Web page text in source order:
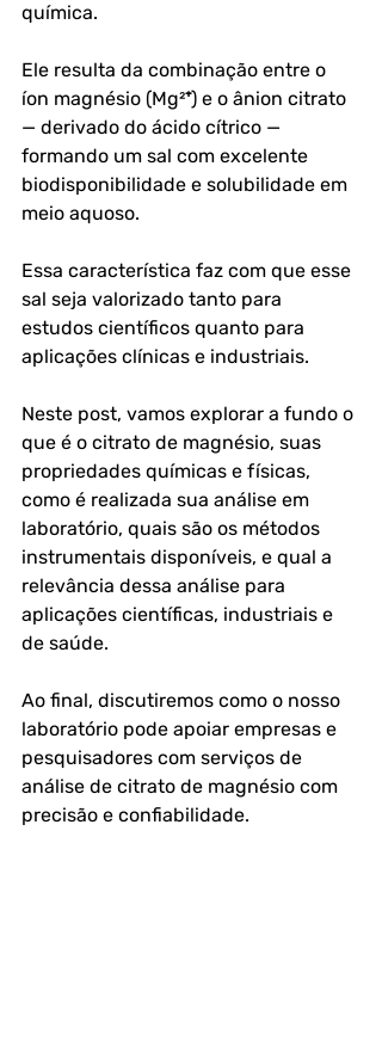
química.
Ele resulta da combinação entre o
íon magnésio (Mg²⁺) e o ânion citrato
— derivado do ácido cítrico —
formando um sal com excelente
biodisponibilidade e solubilidade em
meio aquoso.
Essa característica faz com que esse
sal seja valorizado tanto para
estudos científicos quanto para
aplicações clínicas e industriais.
Neste post, vamos explorar a fundo o
que é o citrato de magnésio, suas
propriedades químicas e físicas,
como é realizada sua análise em
laboratório, quais são os métodos
instrumentais disponíveis, e qual a
relevância dessa análise para
aplicações científicas, industriais e
de saúde.
Ao final, discutiremos como o nosso
laboratório pode apoiar empresas e
pesquisadores com serviços de
análise de citrato de magnésio com
precisão e confiabilidade.